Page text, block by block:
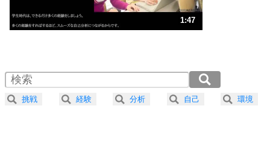
ストレス対策
人生、なんとかなるもの。
気楽に生きる30の方法
4 器の大きい人は、怒りを優しさで表現する。
プラス思考
1:47
2.0倍速 （210KB 53秒）
2.5倍速 （168KB 42秒）
3.0倍速 （140KB 35秒）
挑戦 経験 分析 自己 環境